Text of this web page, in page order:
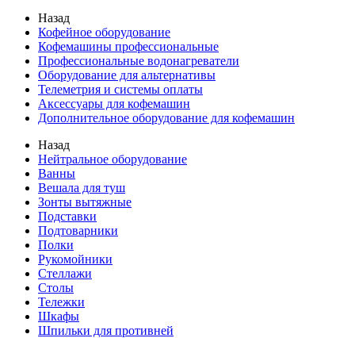
Назад
Кофейное оборудование
Кофемашины профессиональные
Профессиональные водонагреватели
Оборудование для альтернативы
Телеметрия и системы оплаты
Аксессуары для кофемашин
Дополнительное оборудование для кофемашин
Назад
Нейтральное оборудование
Ванны
Вешала для туш
Зонты вытяжные
Подставки
Подтоварники
Полки
Рукомойники
Стеллажи
Столы
Тележки
Шкафы
Шпильки для противней